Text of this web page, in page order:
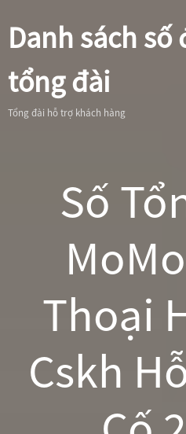
Danh sách
tổng đài
Tổng đài hỗ trợ khách hàng
Số
Thoại
Cskh